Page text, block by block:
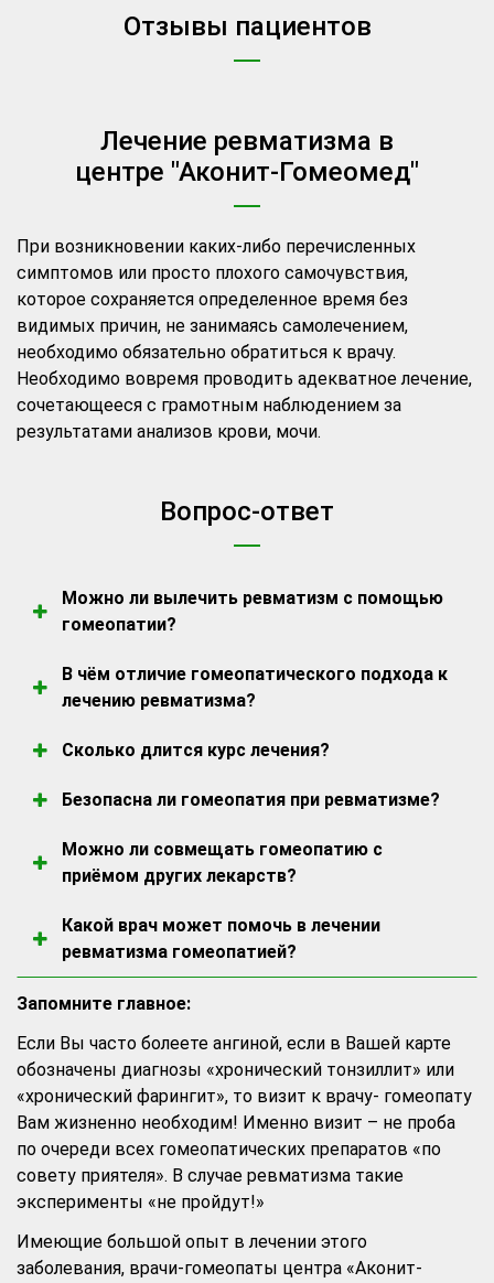
Отзывы пациентов
Лечение ревматизма в
центре "Аконит-Гомеомед"
При возникновении каких-либо перечисленных
симптомов или просто плохого самочувствия,
которое сохраняется определенное время без
видимых причин, не занимаясь самолечением,
необходимо обязательно обратиться к врачу.
Необходимо вовремя проводить адекватное лечение,
сочетающееся с грамотным наблюдением за
результатами анализов крови, мочи.
Вопрос-ответ
Можно ли вылечить ревматизм с помощью
гомеопатии?
остром и хроническом ревматизме. Она
устраняет воспаление, боль, скованность,
предотвращает обострения. Лечение
симптомов, но и на устранение глубоких
В чём отличие гомеопатического подхода к
лечению ревматизма?
подбирает препарат не по диагнозу, а по
характеру болей, погодной чувствительности,
даже пищевым привычкам. Такой
персонализированный подход обеспечивает
стойкий результат.
Сколько длится курс лечения?
реактивности организма. Острые формы
хроническом ревматизме лечение может
занять несколько месяцев. Уже в первые
уменьшение болей и улучшение подвижности.
Безопасна ли гомеопатия при ревматизме?
лечения. Препараты не токсичны, не
вызывают побочных эффектов и привыкания,
заболеваниях, в пожилом возрасте, в детской
практике, а также при ослабленном
иммунитете.
Можно ли совмещать гомеопатию с
приёмом других лекарств?
ЛФК, БАДами и даже с приёмом
традиционных противовоспалительных
препаратов. В процессе лечения у многих
пациентов возникает возможность
постепенно отказаться от химических
средств или снизить их дозировку.
Какой врач может помочь в лечении
ревматизма гомеопатией?
Лучше всего обратиться к
квалифицированному врачу-гомеопату с
медицинским образованием. Он подберёт
индивидуальный препарат, даст
рекомендации по образу жизни и проведёт
вас через все этапы восстановления.
Запомните главное:
Если Вы часто болеете ангиной, если в Вашей карте
обозначены диагнозы «хронический тонзиллит» или
«хронический фарингит», то визит к врачу- гомеопату
Вам жизненно необходим! Именно визит – не проба
по очереди всех гомеопатических препаратов «по
совету приятеля». В случае ревматизма такие
эксперименты «не пройдут!»
Имеющие большой опыт в лечении этого
заболевания, врачи-гомеопаты центра «Аконит-